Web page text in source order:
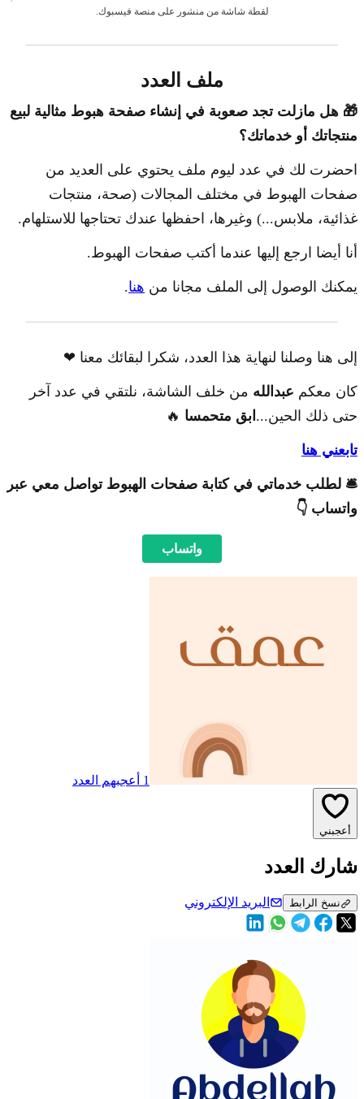
لقطة شاشة من منشور على منصة فيسبوك.
ملف العدد
🎁 هل مازلت تجد صعوبة في إنشاء صفحة هبوط مثالية لبيع
منتجاتك أو خدماتك؟
احضرت لك في عدد ليوم ملف يحتوي على العديد من
صفحات الهبوط في مختلف المجالات (صحة، منتجات
غذائية، ملابس...) وغيرها، احفظها عندك تحتاجها للاستلهام.
أنا أيضا ارجع إليها عندما أكتب صفحات الهبوط.
يمكنك الوصول إلى الملف مجانا من هنا.
إلى هنا وصلنا لنهاية هذا العدد، شكرا لبقائك معنا ❤
كان معكم عبدالله من خلف الشاشة، نلتقي في عدد آخر
حتى ذلك الحين... ابق متحمسا 🔥
تابعني هنا
🛎 لطلب خدماتي في كتابة صفحات الهبوط تواصل معي عبر
واتساب 👇
واتساب
1 أعجبهم العدد
أعجبني
شارك العدد
نسخ الرابط البريد الإلكتروني